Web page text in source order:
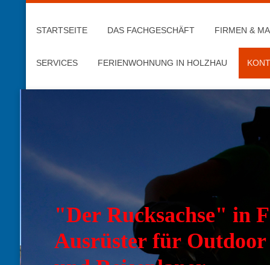
STARTSEITE DAS FACHGESCHÄFT FIRMEN &
SERVICES FERIENWOHNUNG IN HOLZHAU
"Der Rucksachse" in
Ausrüster für